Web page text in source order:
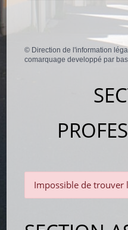
© Direction de l'information
comarquage developpé par
Impossible de trouver